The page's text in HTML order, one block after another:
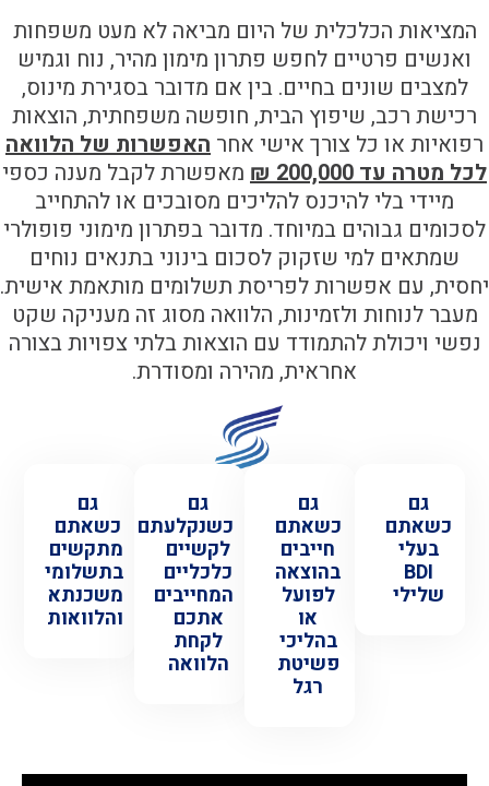
המציאות הכלכלית של היום מביאה לא מעט משפחות
ואנשים פרטיים לחפש פתרון מימון מהיר, נוח וגמיש
למצבים שונים בחיים. בין אם מדובר בסגירת מינוס,
רכישת רכב, שיפוץ הבית, חופשה משפחתית, הוצאות
רפואיות או כל צורך אישי אחר האפשרות של הלוואה
לכל מטרה עד 200,000 ₪
מאפשרת לקבל מענה כספי
מיידי בלי להיכנס להליכים מסובכים או להתחייב
לסכומים גבוהים במיוחד. מדובר בפתרון מימוני פופולרי
שמתאים למי שזקוק לסכום בינוני בתנאים נוחים
יחסית, עם אפשרות לפריסת תשלומים מותאמת אישית.
מעבר לנוחות ולזמינות, הלוואה מסוג זה מעניקה שקט
נפשי ויכולת להתמודד עם הוצאות בלתי צפויות בצורה
אחראית, מהירה ומסודרת.
גם
כשאתם
מתקשים
בתשלומי
משכנתא
והלוואות
גם
כשנקלעתם
לקשיים
כלכליים
המחייבים
אתכם
לקחת
הלוואה
גם
כשאתם
חייבים
בהוצאה
לפועל
או
בהליכי
פשיטת
רגל
גם
כשאתם
בעלי
BDI
שלילי